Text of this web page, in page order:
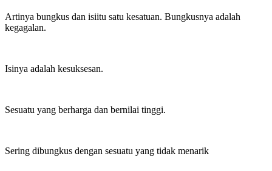
Artinya bungkus dan isiitu satu kesatuan. Bungkusnya adalah
kegagalan.
Isinya adalah kesuksesan.
Sesuatu yang berharga dan bernilai tinggi.
Sering dibungkus dengan sesuatu yang tidak menarik